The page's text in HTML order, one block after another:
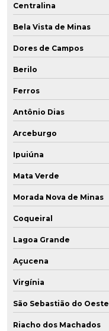
Centralina
Bela Vista de Minas
Dores de Campos
Berilo
Ferros
Antônio Dias
Arceburgo
Ipuiúna
Mata Verde
Morada Nova de Minas
Coqueiral
Lagoa Grande
Açucena
Virgínia
São Sebastião do Oeste
Riacho dos Machados